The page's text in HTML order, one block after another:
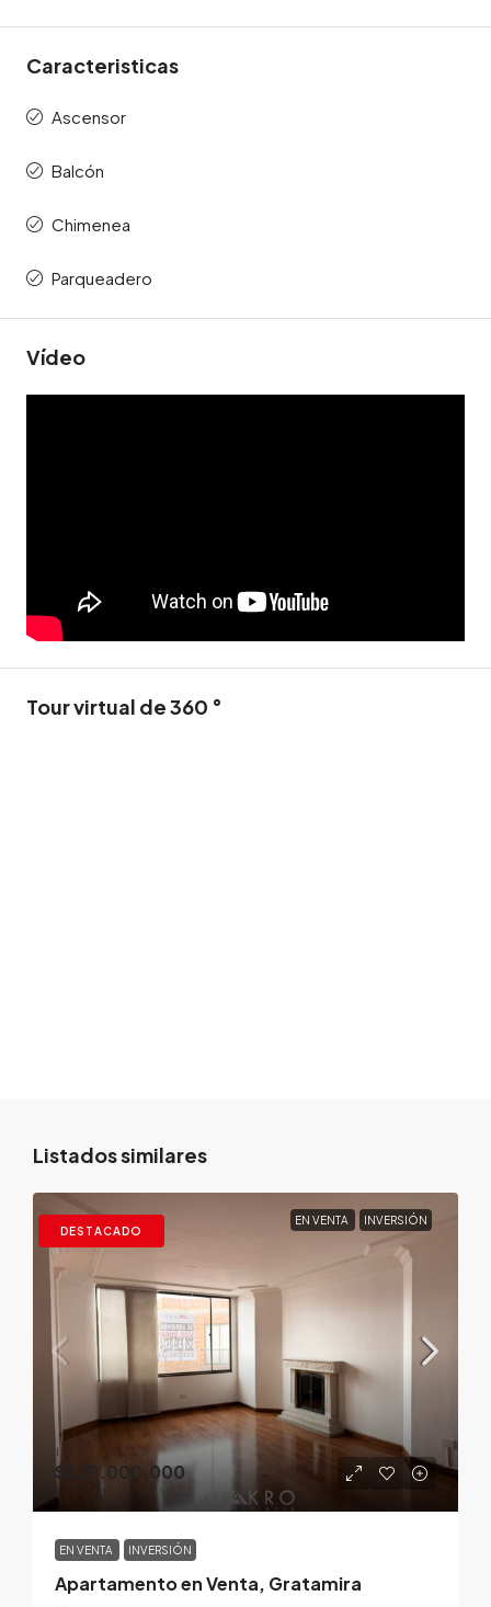
Caracteristicas
Ascensor
Balcón
Chimenea
Parqueadero
Vídeo
Tour virtual de 360 ​​°
Listados similares
DESTACADO
EN VENTA INVERSIÓN
$820.000.000
EN VENTA INVERSIÓN
Apartamento en Venta, Gratamira